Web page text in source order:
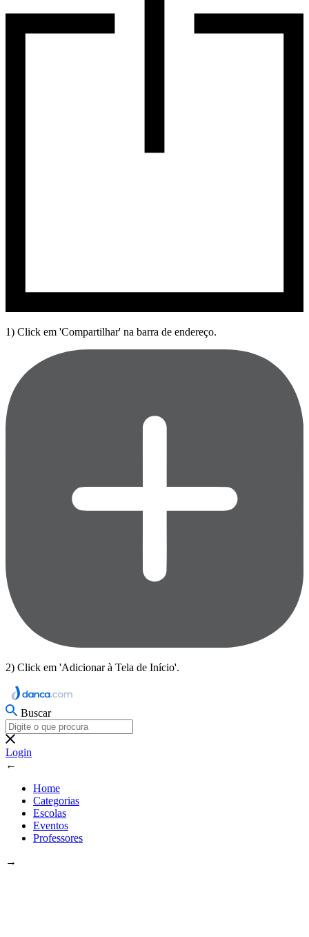
1) Click em 'Compartilhar' na barra de endereço.
2) Click em 'Adicionar à Tela de Início'.
Buscar
Login
←
Home
Categorias
Escolas
Eventos
Professores
→